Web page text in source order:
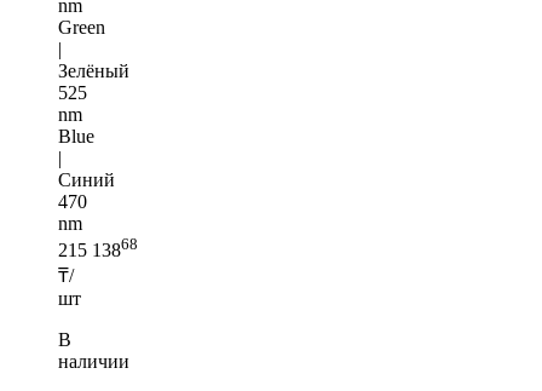
nm
Green
|
Зелёный
525
nm
Blue
|
Синий
470
nm
215 13868
₸/
шт
В
наличии